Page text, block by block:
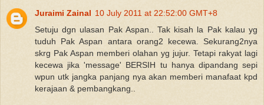
Juraimi Zainal 10 July 2011 at 22:52:00 GMT+8
Setuju dgn ulasan Pak Aspan.. Tak kisah la Pak kalau yg
tuduh Pak Aspan antara orang2 kecewa. Sekurang2nya
skrg Pak Aspan memberi olahan yg jujur. Tetapi rakyat lagi
kecewa jika 'message' BERSIH tu hanya dipandang sepi
wpun utk jangka panjang nya akan memberi manafaat kpd
kerajaan & pembangkang..